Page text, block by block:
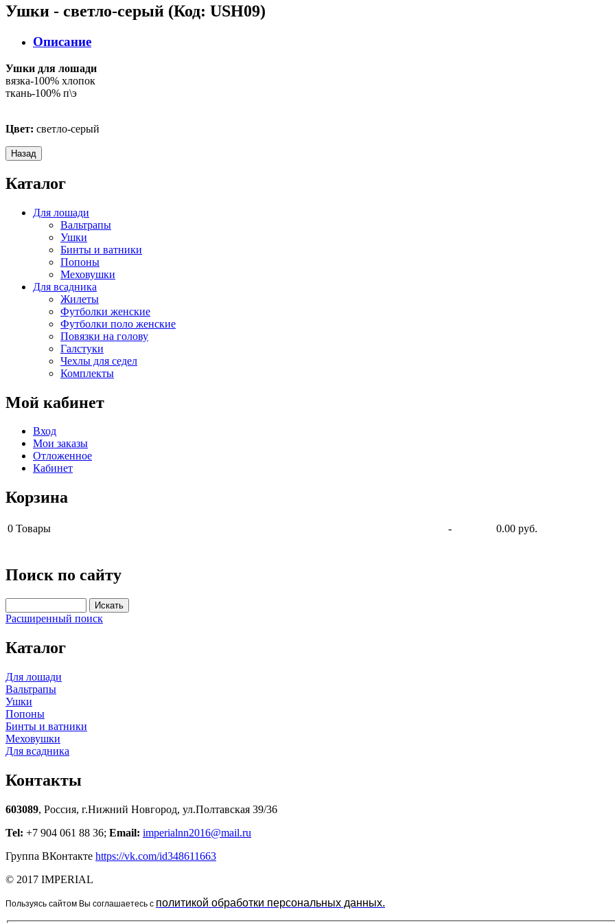
Ушки - светло-серый (Код: USH09)
Описание
Ушки для лошади
вязка-100% хлопок
ткань-100% п\э
Цвет: светло-серый
Каталог
Для лошади
Вальтрапы
Ушки
Бинты и ватники
Попоны
Меховушки
Для всадника
Жилеты
Футболки женские
Футболки поло женские
Повязки на голову
Галстуки
Чехлы для седел
Комплекты
Мой кабинет
Вход
Мои заказы
Отложенное
Кабинет
Корзина
0 Товары -
0.00 руб.
Поиск по сайту
Расширенный поиск
Каталог
Для лошади
Вальтрапы
Ушки
Попоны
Бинты и ватники
Меховушки
Для всадника
Контакты
603089, Россия, г.Нижний Новгород, ул.Полтавская 39/36
Tel: +7 904 061 88 36; Email: imperialnn2016@mail.ru
Группа ВКонтакте https://vk.com/id348611663
© 2017 IMPERIAL
Пользуясь сайтом Вы соглашаетесь с политикой обработки персональных данных.